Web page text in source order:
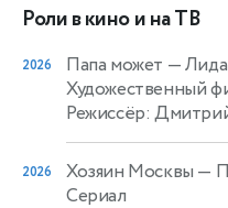
Роли в кино и на ТВ
2026 Папа может — Лида
Художественный
Режиссёр:
2026 Хозяин Москвы —
Сериал